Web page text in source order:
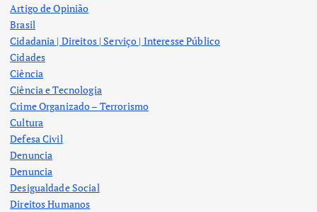
Artigo de Opinião
Brasil
Cidadania | Direitos | Serviço | Interesse Público
Cidades
Ciência
Ciência e Tecnologia
Crime Organizado – Terrorismo
Cultura
Defesa Civil
Denuncia
Denuncia
Desigualdade Social
Direitos Humanos